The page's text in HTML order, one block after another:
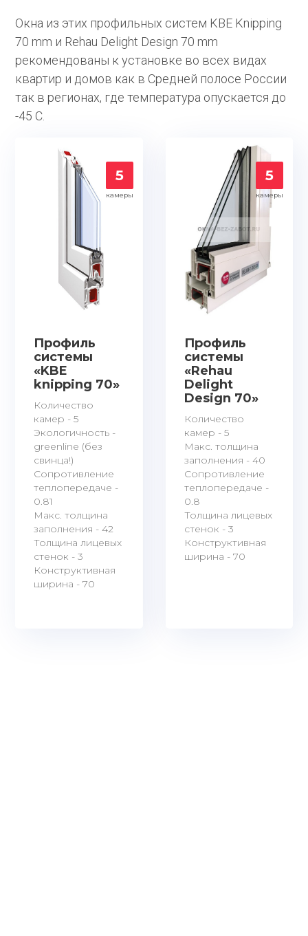
Окна из этих профильных систем KBE Knipping
70 mm и Rehau Delight Design 70 mm
рекомендованы к установке во всех видах
квартир и домов как в Средней полосе России
так в регионах, где температура опускается до
-45 С.
Профиль
системы
«KBE
knipping 70»
Количество
камер - 5
Экологичность -
greenline (без
свинца!)
Сопротивление
теплопередаче -
0.81
Макс. толщина
заполнения - 42
Толщина лицевых
стенок - 3
Конструктивная
ширина - 70
5
камеры
Профиль
системы
«Rehau
Delight
Design 70»
Количество
камер - 5
Макс. толщина
заполнения - 40
Сопротивление
теплопередаче -
0.8
Толщина лицевых
стенок - 3
Конструктивная
ширина - 70
5
камеры